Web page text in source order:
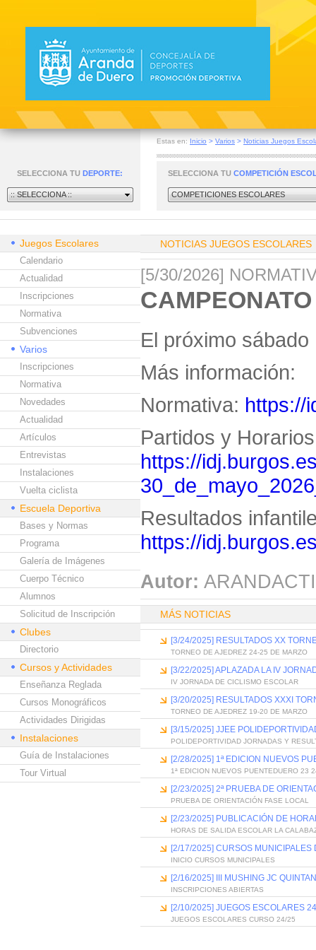
Estas en: Inicio > Varios > Noticias Juegos
SELECCIONA TUDEPORTE:
:: SELECCIONA ::
SELECCIONA TU COMPETICIÓN
COMPETICIONES ESCOLARES
Juegos Escolares
Calendario
Actualidad
Inscripciones
Normativa
Subvenciones
Varios
Inscripciones
Normativa
Novedades
Actualidad
Artículos
Entrevistas
Instalaciones
Vuelta ciclista
Escuela Deportiva
Bases y Normas
Programa
Galería de Imágenes
Cuerpo Técnico
Alumnos
Solicitud de Inscripción
Clubes
Directorio
Cursos y Actividades
Enseñanza Reglada
Cursos Monográficos
Actividades Dirigidas
Instalaciones
Guía de Instalaciones
Tour Virtual
NOTICIAS JUEGOS ESCOLARES
[5/30/2026]
El próximo
Más información:
Normativa: https://
Partidos y
https://
Resultados
https://
Autor:
MÁS NOTICIAS
[3/24/2025] RESULTADOS XX
TORNEO DE AJEDREZ 24-25 DE MARZO
[3/22/2025] APLAZADA LA IV
IV JORNADA DE CICLISMO ESCOLAR
[3/20/2025] RESULTADOS XXXI
TORNEO DE AJEDREZ 19-20 DE MARZO
[3/15/2025] JJEE
POLIDEPORTIVIDAD JORNADAS Y
[2/28/2025] 1ª EDICION NUEVOS
1ª EDICION NUEVOS PUENTEDUERO 23
[2/23/2025] 2ª PRUEBA DE
PRUEBA DE ORIENTACIÓN FASE LOCAL
[2/23/2025] PUBLICACIÓN DE
HORAS DE SALIDA ESCOLAR LA
[2/17/2025] CURSOS
INICIO CURSOS MUNICIPALES
[2/16/2025] III MUSHING JC
INSCRIPCIONES ABIERTAS
[2/10/2025] JUEGOS ESCOLARES
JUEGOS ESCOLARES CURSO 24/25